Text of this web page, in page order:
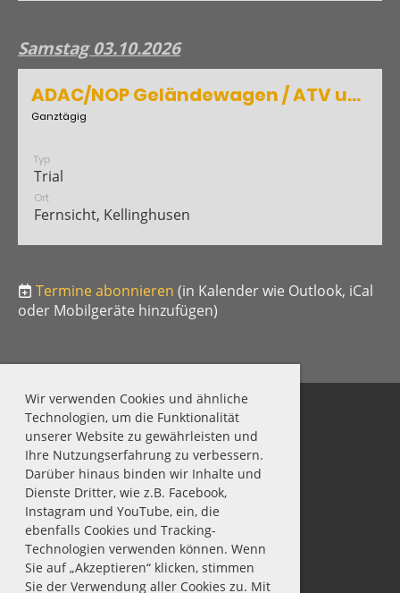
Wir verwenden Cookies und ähnliche
Technologien, um die Funktionalität
unserer Website zu gewährleisten und
Ihre Nutzungserfahrung zu verbessern.
Darüber hinaus binden wir Inhalte und
Dienste Dritter, wie z.B. Facebook,
Instagram und YouTube, ein, die
ebenfalls Cookies und Tracking-
Technologien verwenden können. Wenn
Sie auf „Akzeptieren“ klicken, stimmen
Sie der Verwendung aller Cookies zu. Mit
Samstag 03.10.2026
ADAC/NOP Geländewagen / ATV und Quad Trial Kellinghusen
Ganztägig
Typ
Trial
Ort
Fernsicht, Kellinghusen
Termine abonnieren (in Kalender wie Outlook, iCal
oder Mobilgeräte hinzufügen)
MSC Lägerdorf v. 1925 e.V.
Impressum
Datenschutz
Kontakt